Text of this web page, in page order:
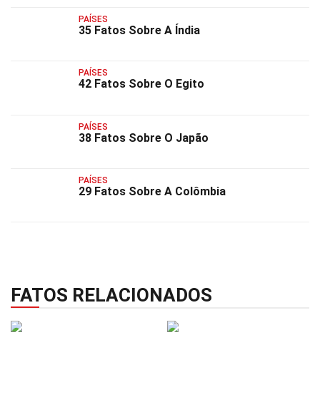
PAÍSES
35 Fatos Sobre A Índia
PAÍSES
42 Fatos Sobre O Egito
PAÍSES
38 Fatos Sobre O Japão
PAÍSES
29 Fatos Sobre A Colômbia
FATOS RELACIONADOS